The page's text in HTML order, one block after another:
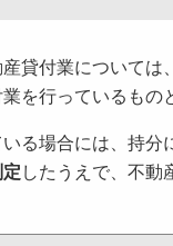
貸付業については
を行っているもの
る場合には、持分
したうえで、不動